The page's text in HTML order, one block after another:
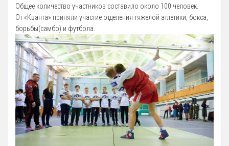
Общее количество участников составило около 100 человек.
От «Кванта» приняли участие отделения тяжелой атлетики, бокса,
борьбы(самбо) и футбола.